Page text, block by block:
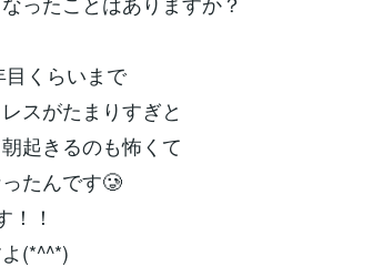
くらいまで
スがたまりすぎと
起きるのも怖くて
たんです🥲
！！
(*^^*)